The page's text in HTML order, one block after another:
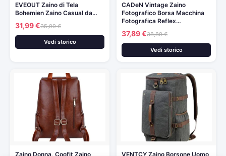
EVEOUT Zaino di Tela
Bohemien Zaino Casual da…
31,99 €35,99 €
Vedi storico
CADeN Vintage Zaino
Fotografico Borsa Macchina
Fotografica Reflex…
37,89 €38,89 €
Vedi storico
Zaino Donna, Coofit Zaino VENTCY Zaino Borsone Uomo